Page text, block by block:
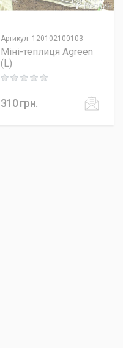
Артикул: 120102100103
Міні-теплиця Agreen
(L)
Rating: 0 out of 5
310грн.